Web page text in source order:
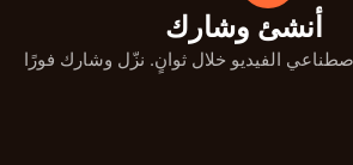
أنشئ وشارك